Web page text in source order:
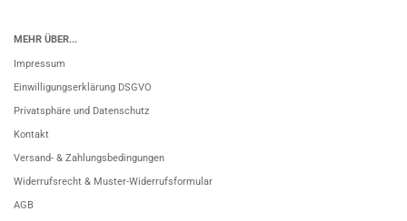
MEHR ÜBER...
Impressum
Einwilligungserklärung DSGVO
Privatsphäre und Datenschutz
Kontakt
Versand- & Zahlungsbedingungen
Widerrufsrecht & Muster-Widerrufsformular
AGB